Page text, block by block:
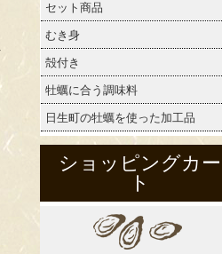
セット商品
むき身
殻付き
牡蠣に合う調味料
日生町の牡蠣を使った加工品
ショッピングカー
ト